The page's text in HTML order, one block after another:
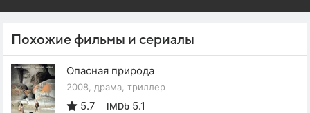
Похожие фильмы и сериалы
Опасная природа
2008, драма, триллер
5.7 IMDb 5.1